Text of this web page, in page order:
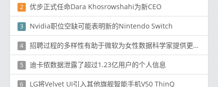
2 优步正式任命Dara Khosrowshahi为新CEO
3 Nvidia职位空缺可能表明新的Nintendo Switch
4 招聘过程的多样性有助于微软为女性数据科学家提供更多机会
5 迪卡侬数据泄露了超过1.23亿用户的个人信息
6 LG将Velvet UI引入其他旗舰智能手机V50 ThinQ